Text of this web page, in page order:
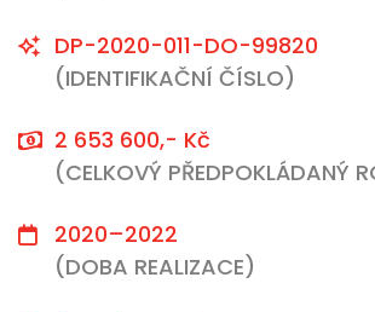
DP-2020-011-DO-99820
(IDENTIFIKAČNÍ ČÍSLO)
2 653 600,- Kč
(CELKOVÝ PŘEDPOKLÁDANÝ
2020–2022
(DOBA REALIZACE)